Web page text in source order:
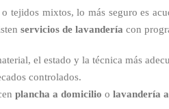
tejidos mixtos, lo más seguro es
servicios de lavandería con
el estado y la técnica más
controlados.
plancha a domicilio o lavandería